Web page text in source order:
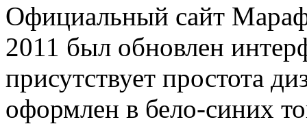
Официальный сайт
2011 был обновлен
присутствует простота
оформлен в бело-синих